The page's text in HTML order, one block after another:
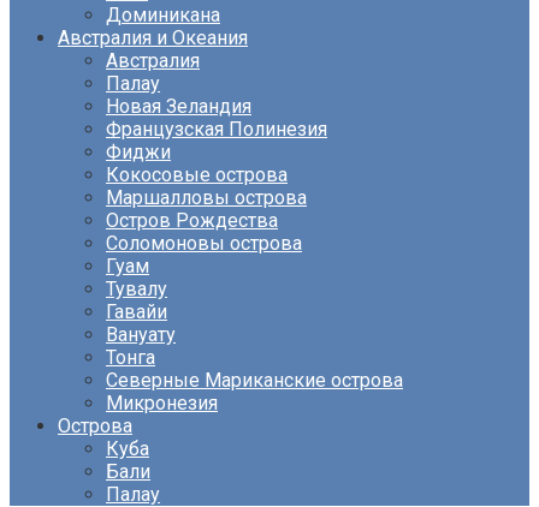
Доминикана
Австралия и Океания
Австралия
Палау
Новая Зеландия
Французская Полинезия
Фиджи
Кокосовые острова
Маршалловы острова
Остров Рождества
Соломоновы острова
Гуам
Тувалу
Гавайи
Вануату
Тонга
Северные Мариканские острова
Микронезия
Острова
Куба
Бали
Палау